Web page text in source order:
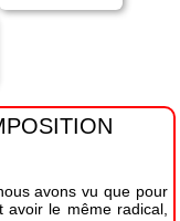
avons vu que pour
le même radical,